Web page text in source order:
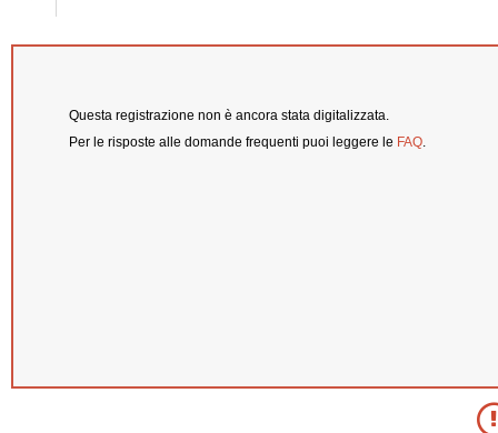
Questa registrazione non è ancora stata digitalizzata.
Per le risposte alle domande frequenti puoi leggere le FAQ.